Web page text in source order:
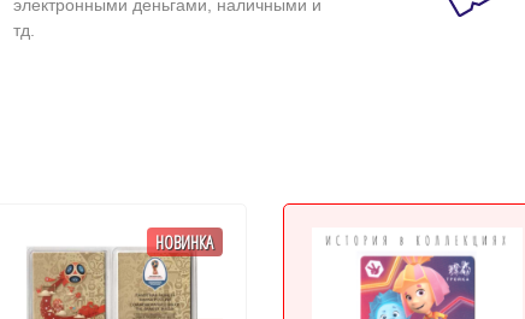
электронными деньгами, наличными и
тд.
НОВИНКА